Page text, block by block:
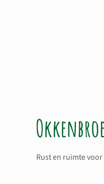
Rust en ruimte